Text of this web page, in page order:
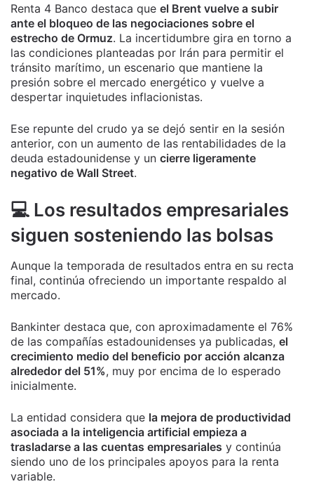
Renta 4 Banco destaca que el Brent vuelve a subir
ante el bloqueo de las negociaciones sobre el
estrecho de Ormuz. La incertidumbre gira en torno a
las condiciones planteadas por Irán para permitir el
tránsito marítimo, un escenario que mantiene la
presión sobre el mercado energético y vuelve a
despertar inquietudes inflacionistas.
Ese repunte del crudo ya se dejó sentir en la sesión
anterior, con un aumento de las rentabilidades de la
deuda estadounidense y un cierre ligeramente
negativo de Wall Street.
💻 Los resultados empresariales
siguen sosteniendo las bolsas
Aunque la temporada de resultados entra en su recta
final, continúa ofreciendo un importante respaldo al
mercado.
Bankinter destaca que, con aproximadamente el 76%
de las compañías estadounidenses ya publicadas, el
crecimiento medio del beneficio por acción alcanza
alrededor del 51%, muy por encima de lo esperado
inicialmente.
La entidad considera que la mejora de productividad
asociada a la inteligencia artificial empieza a
trasladarse a las cuentas empresariales y continúa
siendo uno de los principales apoyos para la renta
variable.